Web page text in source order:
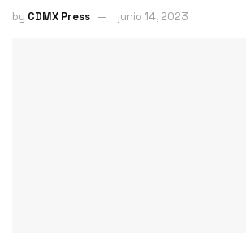
by CDMX Press junio 14, 2023